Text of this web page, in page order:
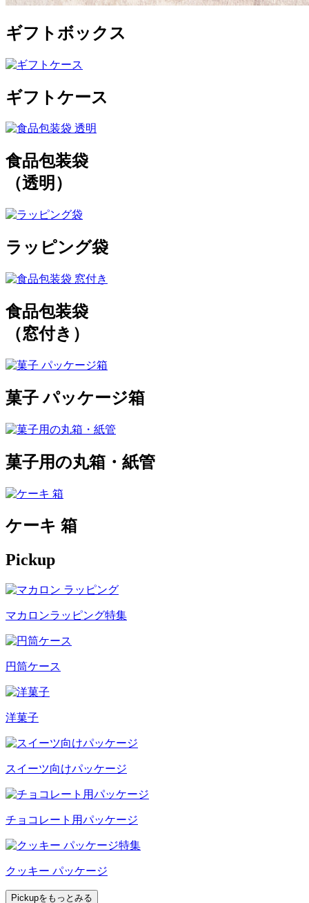
ギフトボックス
ギフトケース
食品包装袋
（透明）
ラッピング袋
食品包装袋
（窓付き）
菓子 パッケージ箱
菓子用の丸箱・紙管
ケーキ 箱
Pickup
マカロンラッピング特集
円筒ケース
洋菓子
スイーツ向けパッケージ
チョコレート用パッケージ
クッキー パッケージ
Pickupをもっとみる